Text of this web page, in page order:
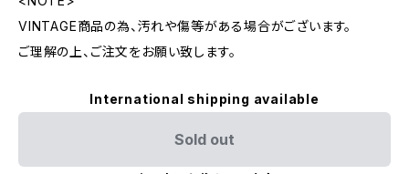
VINTAGE商品の為、汚れや傷等がある場合がございます。
ご理解の上、ご注文をお願い致します。
International shipping available
Sold out